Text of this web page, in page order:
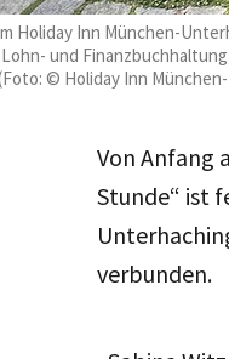
Holiday Inn München-
und
© Holiday Inn
Von Anfang
Stunde“ ist
verbunden.